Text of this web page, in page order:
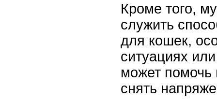
Кроме того,
служить
для кошек,
ситуациях
может помочь
снять